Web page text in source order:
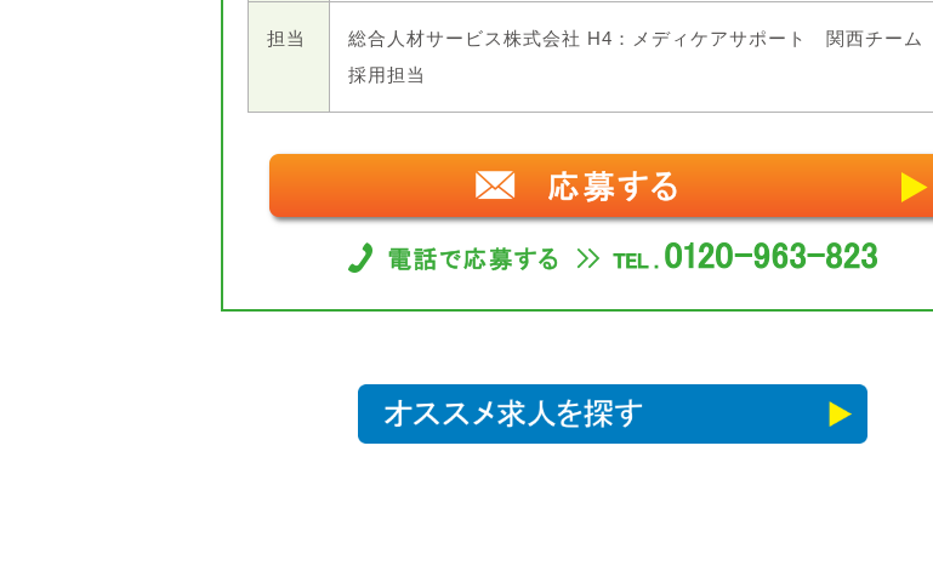
担当
総合人材サービス株式会社 H4：メディケアサポート 関西チーム
採用担当